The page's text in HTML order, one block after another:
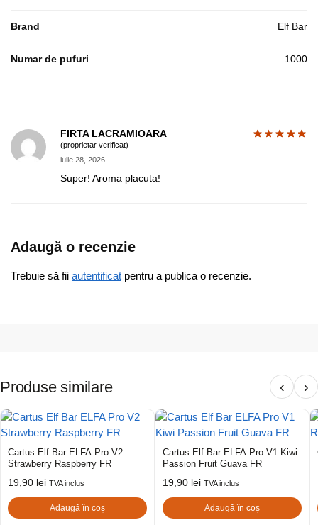
Brand Elf Bar
Numar de pufuri 1000
FIRTA LACRAMIOARA
(proprietar verificat)
iulie 28, 2026
Super! Aroma placuta!
Adaugă o recenzie
Trebuie să fii autentificat pentru a publica o recenzie.
Produse similare ‹ ›
Cartus Elf Bar ELFA Pro V2
Strawberry Raspberry FR
19,90 lei TVA inclus
Adaugă în coș
Cartus Elf Bar ELFA Pro V1 Kiwi
Passion Fruit Guava FR
19,90 lei TVA inclus
Adaugă în coș